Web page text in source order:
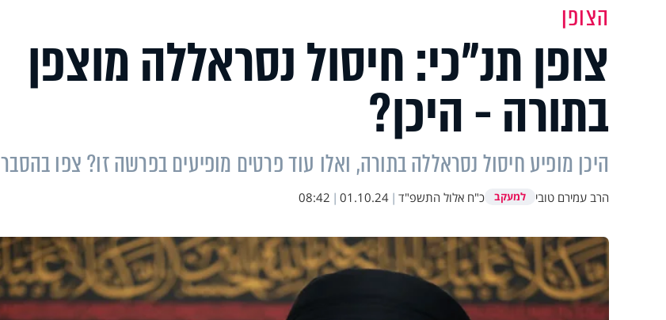
הצופן
צופן תנ"כי: חיסול נסראללה מוצפן
בתורה - היכן?
היכן מופיע חיסול נסראללה בתורה, ואלו עוד פרטים מופיעים בפרשה זו? צפו בהסבר
הרב עמירם טובי למעקב כ"ח אלול התשפ"ד |
01.10.24
|
08:42